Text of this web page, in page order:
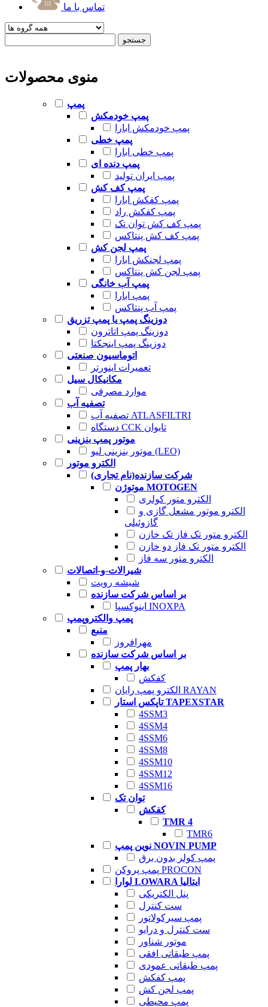
تماس با ما
منوی محصولات
پمپ
پمپ خودمکش
پمپ خودمکش ابارا
پمپ خطی
پمپ خطی ابارا
پمپ دنده ای
پمپ ایران تولید
پمپ کف کش
پمپ کفکش ابارا
پمپ کفکش راد
پمپ کف کش توان تک
پمپ کف کش پنتاکس
پمپ لجن کش
پمپ لجنکش ابارا
پمپ لجن کش پنتاکس
پمپ آب خانگی
پمپ ابارا
پمپ آب پنتاکس
دوزینگ پمپ یا پمپ تزریق
دوزینگ پمپ اتاترون
دوزینگ پمپ اینجکتا
اتوماسیون صنعتی
تعمیرات اینورتر
مکانیکال سیل
موارد مصرفی
تصفیه آب
تصفیه آب ATLASFILTRI
دستگاه CCK تایوان
موتور پمپ بنزینی
موتور بنزینی لیو (LEO)
الکترو موتور
شرکت سازنده(نام تجاری)
موتوژن MOTOGEN
الکترو متور کولری
الکترو موتور مشعل گازی و
گازوئیلی
الکترو متور تک فاز تک خازن
الکترو متور تک فاز دو خازن
الکترو متور سه فاز
شیرالات-و-اتصالات
شیشه رویت
بر اساس شرکت سازنده
اینوکسپا INOXPA
پمپ والکتروپمپ
منبع
مهرافروز
بر اساس شرکت سازنده
بهار پمپ
کفکش
الکترو پمپ رایان RAYAN
تاپکس استار TAPEXSTAR
4SSM3
4SSM4
4SSM6
4SSM8
4SSM10
4SSM12
4SSM16
توان تک
کفکش
TMR 4
TMR6
نوین پمپ NOVIN PUMP
پمپ کولر بدون برق
پمپ پروکن PROCON
لوارا LOWARA ایتالیا
پنل الکتریکی
ست کنترل
پمپ سیرکولاتور
ست کنترل و درایو
موتور شناور
پمپ طبقاتی افقی
پمپ طبقاتی عمودی
پمپ کفکش
پمپ لجن کش
پمپ محیطی